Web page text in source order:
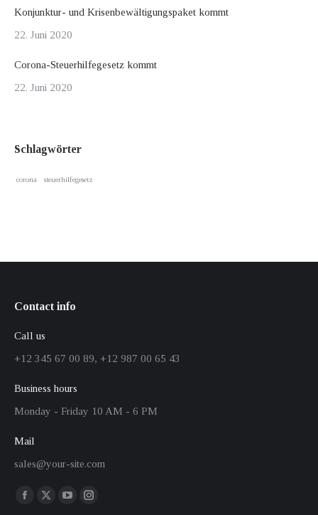
Konjunktur- und Krisenbewältigungspaket kommt
22. Juni 2020
Corona-Steuerhilfegesetz kommt
22. Juni 2020
Schlagwörter
corona steuerhilfegesetz
Contact info
Call us
+12 345 67 00 89, +12 987 00 65 43
Business hours
Monday - Friday 10 AM - 6 PM
Mail
sales@your-site.com
Finden Sie uns auf:
Facebook
X YouTubeInstagram